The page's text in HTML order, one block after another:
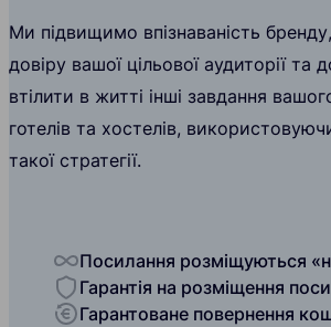
Ми підвищимо впізнаваність
довіру вашої цільової аудиторії
втілити в житті інші завдання
готелів та хостелів,
такої стратегії.
Посилання розміщуються
Гарантія на розміщення
Гарантоване повернення